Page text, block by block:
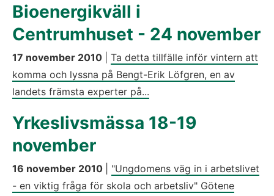
Bioenergikväll i
Centrumhuset - 24 november
17 november 2010
Ta detta tillfälle inför vintern att
komma och lyssna på Bengt-Erik Löfgren, en av
landets främsta experter på...
Yrkeslivsmässa 18-19
november
16 november 2010
"Ungdomens väg in i arbetslivet
- en viktig fråga för skola och arbetsliv" Götene